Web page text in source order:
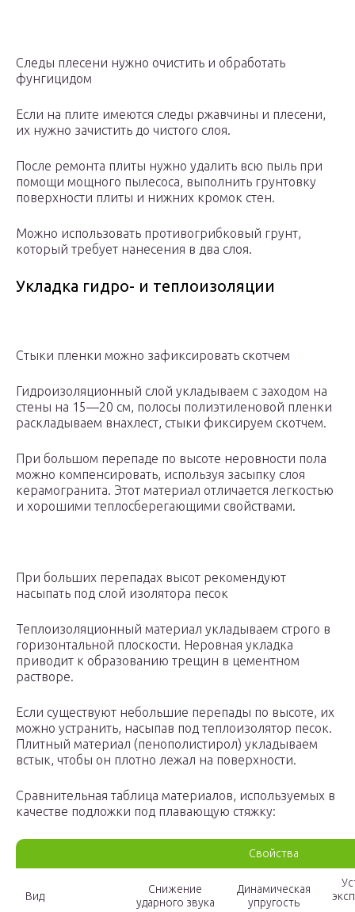
Следы плесени нужно очистить и обработать
фунгицидом
Если на плите имеются следы ржавчины и плесени,
их нужно зачистить до чистого слоя.
После ремонта плиты нужно удалить всю пыль при
помощи мощного пылесоса, выполнить грунтовку
поверхности плиты и нижних кромок стен.
Можно использовать противогрибковый грунт,
который требует нанесения в два слоя.
Укладка гидро- и теплоизоляции
Стыки пленки можно зафиксировать скотчем
Гидроизоляционный слой укладываем с заходом на
стены на 15—20 см, полосы полиэтиленовой пленки
раскладываем внахлест, стыки фиксируем скотчем.
При большом перепаде по высоте неровности пола
можно компенсировать, используя засыпку слоя
керамогранита. Этот материал отличается легкостью
и хорошими теплосберегающими свойствами.
При больших перепадах высот рекомендуют
насыпать под слой изолятора песок
Теплоизоляционный материал укладываем строго в
горизонтальной плоскости. Неровная укладка
приводит к образованию трещин в цементном
растворе.
Если существуют небольшие перепады по высоте, их
можно устранить, насыпав под теплоизолятор песок.
Плитный материал (пенополистирол) укладываем
встык, чтобы он плотно лежал на поверхности.
Сравнительная таблица материалов, используемых в
качестве подложки под плавающую стяжку:
Свойства
Вид
Снижение
ударного звука
Динамическая
упругость